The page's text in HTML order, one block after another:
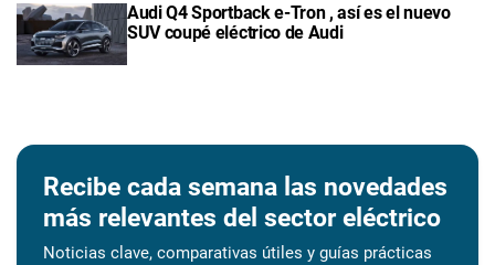
Audi Q4 Sportback e-Tron , así es el nuevo
SUV coupé eléctrico de Audi
Recibe cada semana las novedades
más relevantes del sector eléctrico
Noticias clave, comparativas útiles y guías prácticas